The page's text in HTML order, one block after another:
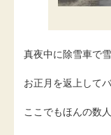
真夜中に除雪車で
お正月を返上して
ここでもほんの数